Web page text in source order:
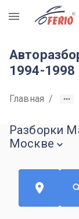
R
1994-
Главная /
Разборки
Москве